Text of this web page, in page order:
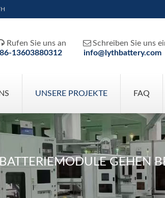
Rufen Sie uns an
86-13603880312
 Schreiben Sie uns
info@lythbattery.com
UNSERE PROJEKTE FAQ
GEHEN